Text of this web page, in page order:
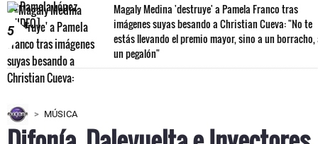
5
Magaly Medina 'destruye' a Pamela Franco tras
imágenes suyas besando a Christian Cueva: "No te
estás llevando el premio mayor, sino a un borracho,
un pegalón"
MÚSICA